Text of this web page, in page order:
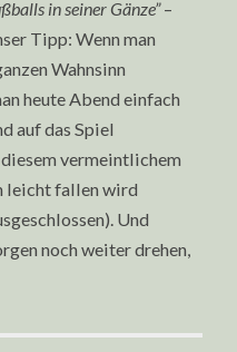
in seiner Gänze”–
Tipp: Wenn man
Wahnsinn
heute Abend einfach
auf das Spiel
vermeintlichem
leicht fallen wird
Und
noch weiter drehen,